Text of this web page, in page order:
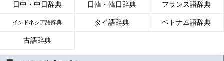
日中・中日辞典 日韓・韓日辞典 フランス語辞典
インドネシア語辞典 タイ語辞典 ベトナム語辞典
古語辞典